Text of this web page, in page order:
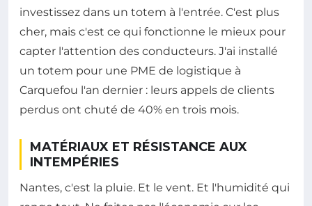
investissez dans un totem à l'entrée. C'est plus
cher, mais c'est ce qui fonctionne le mieux pour
capter l'attention des conducteurs. J'ai installé
un totem pour une PME de logistique à
Carquefou l'an dernier : leurs appels de clients
perdus ont chuté de 40% en trois mois.
MATÉRIAUX ET RÉSISTANCE AUX
INTEMPÉRIES
Nantes, c'est la pluie. Et le vent. Et l'humidité qui